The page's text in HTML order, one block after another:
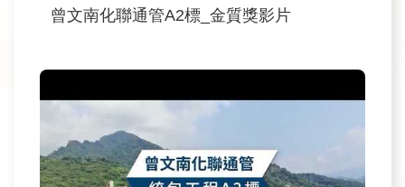
曾文南化聯通管A2標_金質獎影片